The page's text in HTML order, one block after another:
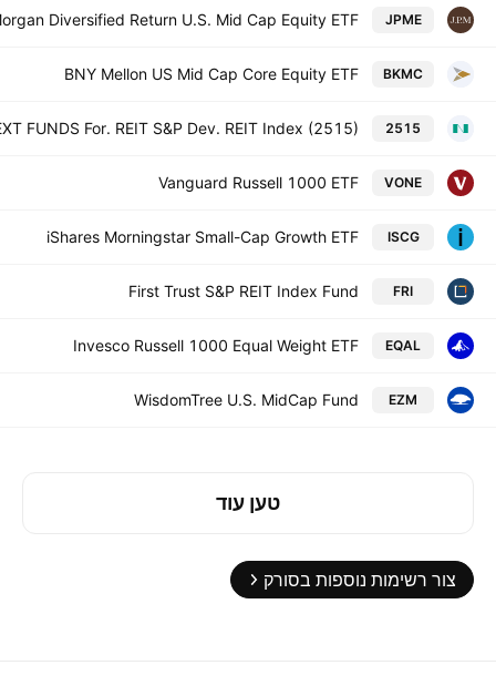
JPME
Diversified Return U.S. Mid Cap Equity ETF
BKMC
BNY Mellon US Mid Cap Core Equity ETF
2515
FUNDS For. REIT S&P Dev. REIT Index (2515)
VONE
Vanguard Russell 1000 ETF
ISCG
iShares Morningstar Small-Cap Growth ETF
FRI
First Trust S&P REIT Index Fund
EQAL
Invesco Russell 1000 Equal Weight ETF
EZM
WisdomTree U.S. MidCap Fund
טען עוד
צור רשימות נוספות בסורק